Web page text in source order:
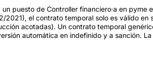
puesto de Controller financiero·a en pyme
el contrato temporal solo es válido en
acotadas). Un contrato temporal
automática en indefinido y a sanción.